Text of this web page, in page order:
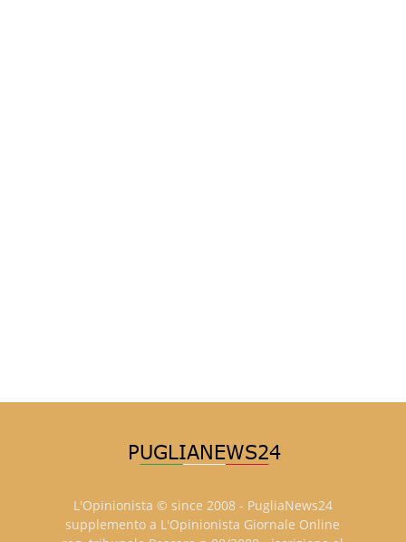
L'Opinionista © since 2008 - PugliaNews24
supplemento a L'Opinionista Giornale Online